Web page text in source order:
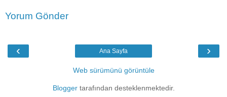
Yorum Gönder
‹ ›
Ana Sayfa
Web sürümünü görüntüle
Bloggertarafından desteklenmektedir.